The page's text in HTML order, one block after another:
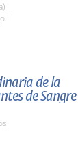
II
de la
de Sangre